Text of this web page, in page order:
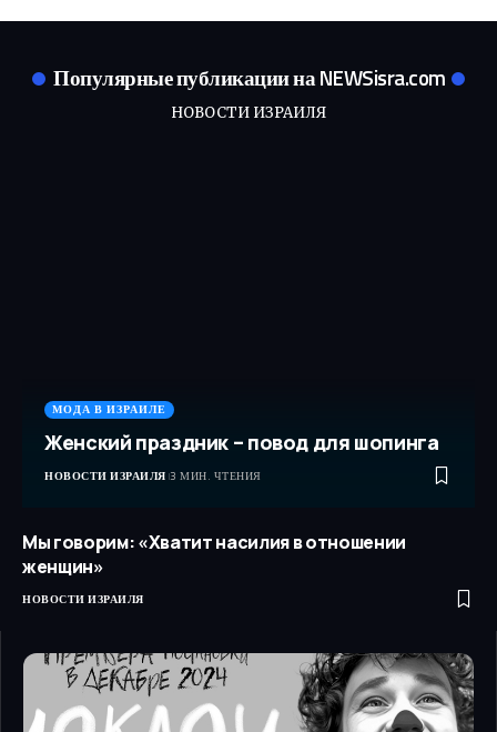
Популярные публикации на NEWSisra.com
НОВОСТИ ИЗРАИЛЯ
МОДА В ИЗРАИЛЕ
Женский праздник – повод для шопинга
НОВОСТИ ИЗРАИЛЯ 3 МИН. ЧТЕНИЯ
Мы говорим: «Хватит насилия в отношении
женщин»
НОВОСТИ ИЗРАИЛЯ